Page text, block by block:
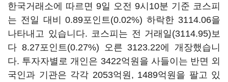
한국거래소에 따르면 9일 오전 9시10분 기준 코스피
는 전일 대비 0.89포인트(0.02%) 하락한 3114.06을
나타내고 있습니다. 코스피는 전 거래일(3114.95)보
다 8.27포인트(0.27%) 오른 3123.22에 개장했습니
다. 투자자별로 개인은 3422억원을 사들이는 반면 외
국인과 기관은 각각 2053억원, 1489억원을 팔고 있